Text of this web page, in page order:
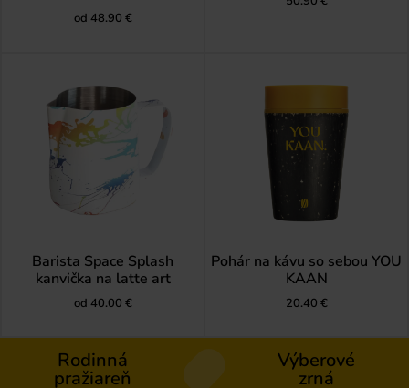
od 48.90 €
Barista Space Splash
kanvička na latte art
od 40.00 €
Pohár na kávu so sebou YOU
KAAN
20.40 €
Rodinná
pražiareň
Výberové
zrná